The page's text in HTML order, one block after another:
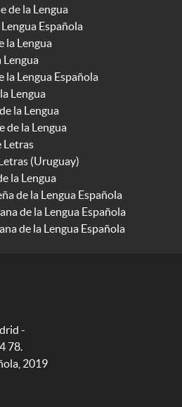
de la Lengua
Española
la Lengua
Lengua
la Lengua Española
Lengua
la Lengua
de la Lengua
Letras
(Uruguay)
la Lengua
de la Lengua Española
de la Lengua Española
de la Lengua Española
-
78.
2019